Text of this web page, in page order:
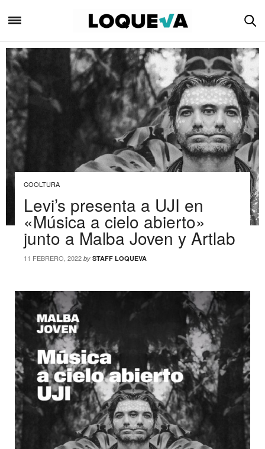
COOLTURA
Levi’s presenta a UJI en
«Música a cielo abierto»
junto a Malba Joven y Artlab
11 FEBRERO, 2022 by STAFF LOQUEVA